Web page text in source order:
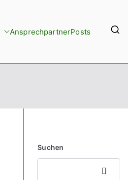
AnsprechpartnerPosts
Suchen
Suchen